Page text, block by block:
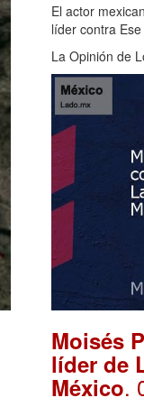
El actor
líder contra
La Opinión de
Moisés
líder de
México.